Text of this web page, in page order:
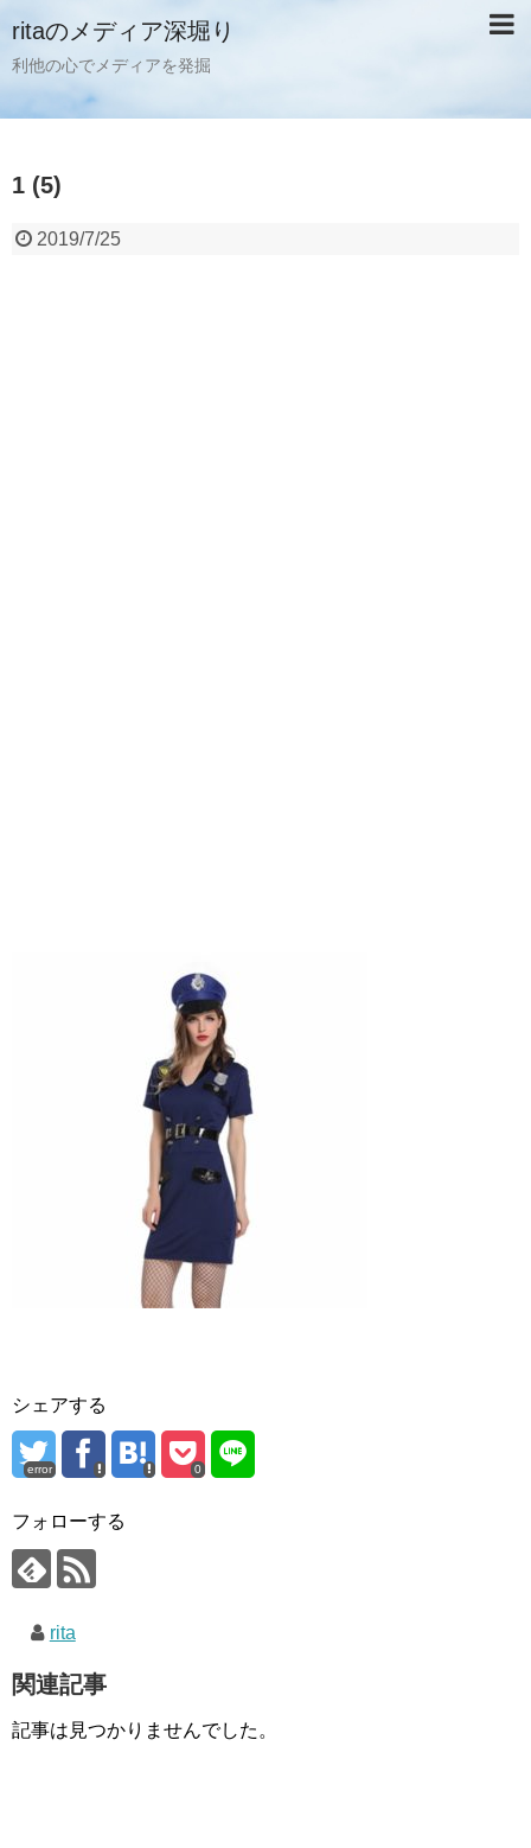
ritaのメディア深堀り
利他の心でメディアを発掘
1 (5)
2019/7/25
シェアする
error 0
フォローする
rita
関連記事
記事は見つかりませんでした。